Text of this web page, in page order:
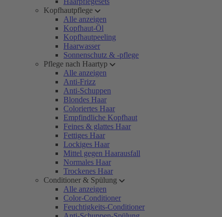
Kopfhautpflege
Alle anzeigen
Kopfhaut-Öl
Kopfhautpeeling
Haarwasser
Sonnenschutz & -pflege
Pflege nach Haartyp
Alle anzeigen
Anti-Frizz
Anti-Schuppen
Blondes Haar
Coloriertes Haar
Empfindliche Kopfhaut
Feines & glattes Haar
Fettiges Haar
Lockiges Haar
Mittel gegen Haarausfall
Normales Haar
Trockenes Haar
Conditioner & Spülung
Alle anzeigen
Color-Conditioner
Feuchtigkeits-Conditioner